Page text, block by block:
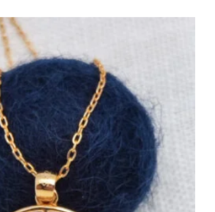
Wunschliste